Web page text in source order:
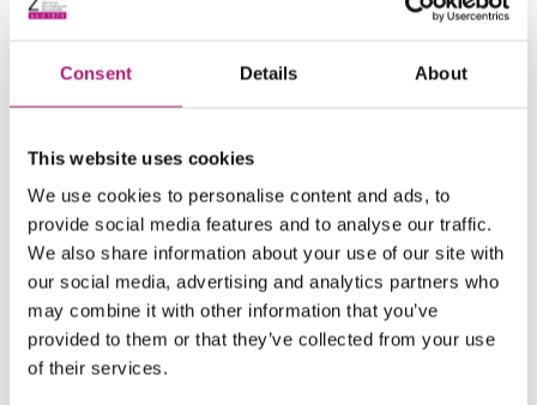
Consent Details About
This website uses cookies
We use cookies to personalise content and ads, to
provide social media features and to analyse our traffic.
We also share information about your use of our site with
our social media, advertising and analytics partners who
may combine it with other information that you’ve
provided to them or that they’ve collected from your use
of their services.
Grundzügen der Change Psychologie und
sind Sie nach diesem Lehrgang auch für
Als universitäre Weiterbildungseinrichtung garantiert
das ZWW mit über 50 Jahren Erfahrung und Expertise
höchste Qualität. Zum anderen sprechen unsere
Teilnehmenden für uns, denn die meisten kommen